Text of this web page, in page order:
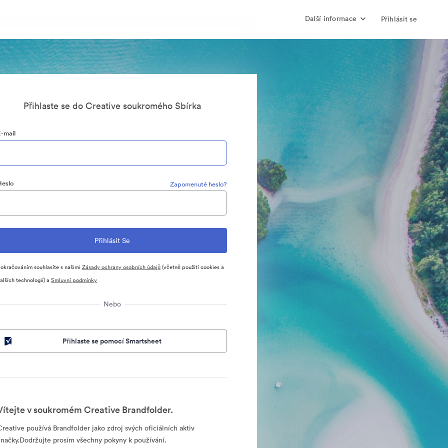
Další informace Přihlásit se
Přihlaste se do Creative soukromého Sbírka
mail
Zapomenuté heslo?
souhlasíte s našimi Zásady ochrany osobních údajů(včetně použití cookies a
technologií) a Smluvní podmínky
Nebo
Přihlaste se pomocí Smartsheet
v soukromém Creative Brandfolder.
používá Brandfolder jako zdroj svých oficiálních aktiv
prosím všechny pokyny k používání.